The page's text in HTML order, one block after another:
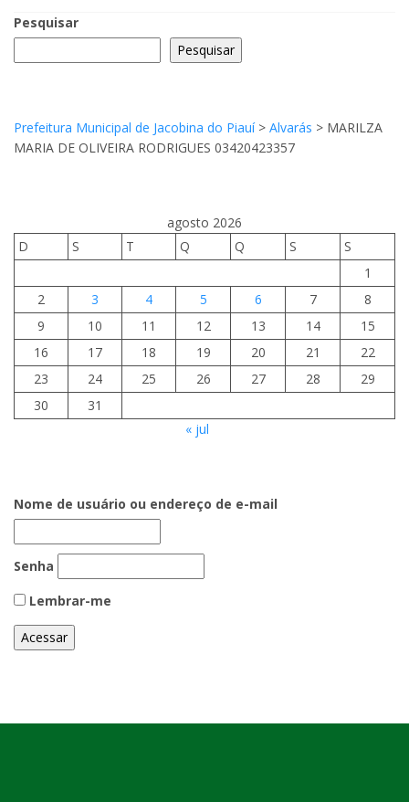
Pesquisar
Pesquisar
Prefeitura Municipal de Jacobina do Piauí> Alvarás > MARILZA
MARIA DE OLIVEIRA RODRIGUES 03420423357
agosto 2026
D
S T Q Q S
S
1
2
3 4 5 6 7
8
9
10 11 12 13 14
15
16
17 18 19 20 21
22
23
24 25 26 27 28
29
30
31
« jul
Nome de usuário ou endereço de e-mail
Senha
Lembrar-me